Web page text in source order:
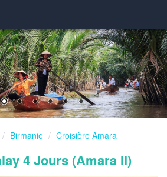
Birmanie Croisière Amara
4 Jours (Amara II)